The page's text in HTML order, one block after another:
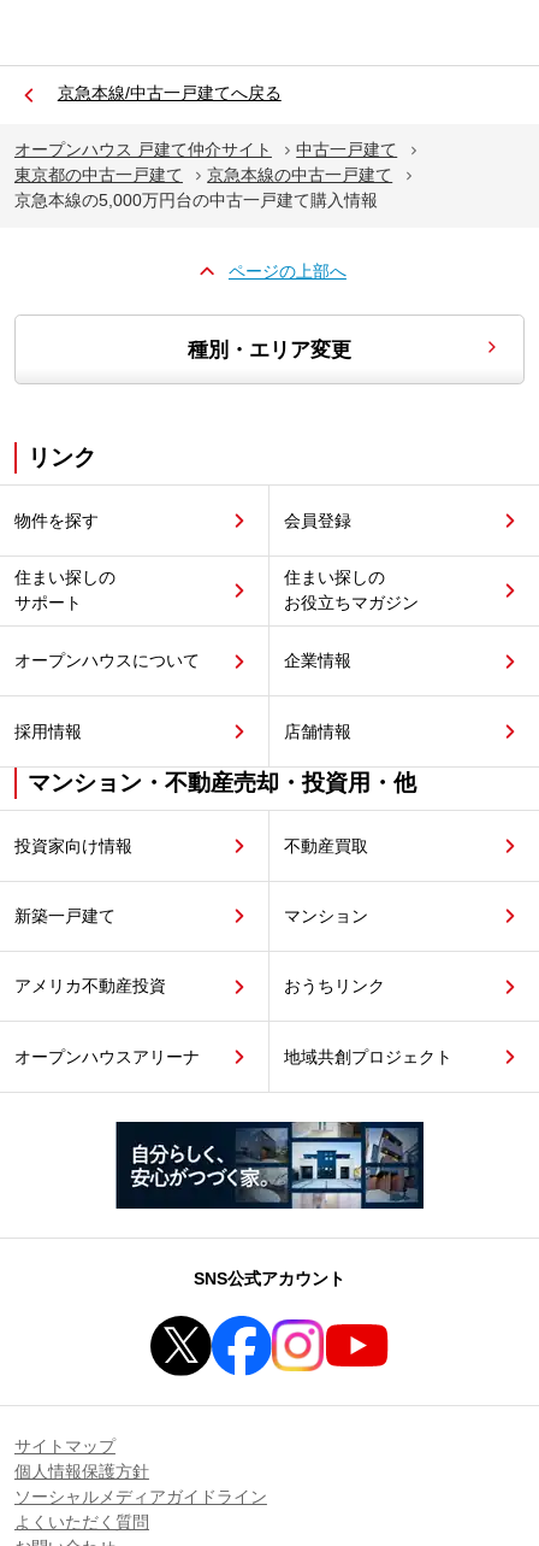
京急本線/中古一戸建てへ戻る
オープンハウス 戸建て仲介サイト
中古一戸建て
東京都の中古一戸建て
京急本線の中古一戸建て
京急本線の5,000万円台の中古一戸建て購入情報
ページの上部へ
種別・エリア変更
リンク
物件を探す 会員登録
住まい探しの
サポート
住まい探しの
お役立ちマガジン
オープンハウスについて 企業情報
採用情報 店舗情報
マンション・不動産売却・投資用・他
投資家向け情報 不動産買取
新築一戸建て マンション
アメリカ不動産投資 おうちリンク
オープンハウスアリーナ 地域共創プロジェクト
SNS公式アカウント
サイトマップ
個人情報保護方針
ソーシャルメディアガイドライン
よくいただく質問